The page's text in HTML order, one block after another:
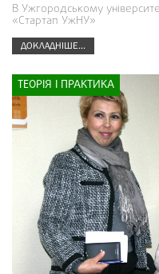
В Ужгородському
«Стартап УжНУ»
ДОКЛАДНІШЕ...
ТЕОРІЯ І ПРАКТИКА